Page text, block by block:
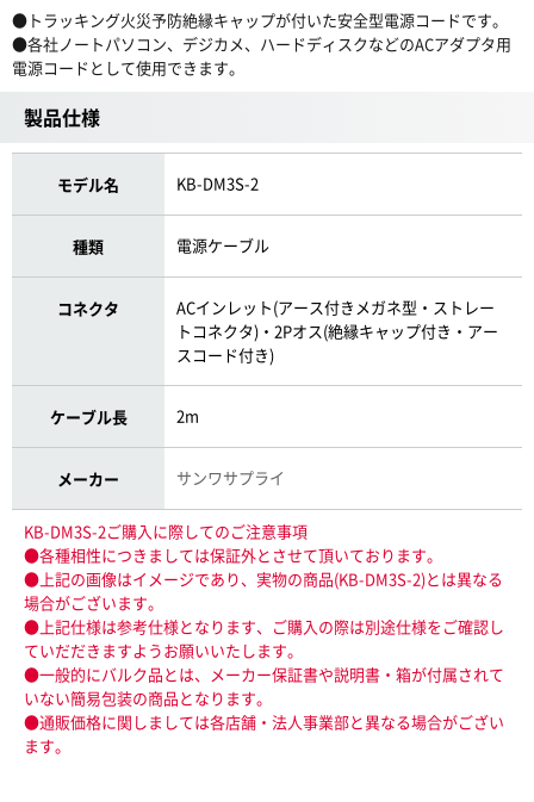
●トラッキング火災予防絶縁キャップが付いた安全型電源コードです。
●各社ノートパソコン、デジカメ、ハードディスクなどのACアダプタ用
電源コードとして使用できます。
製品仕様
モデル名 KB-DM3S-2
種類 電源ケーブル
コネクタ
ACインレット(アース付きメガネ型・ストレー
トコネクタ)・2Pオス(絶縁キャップ付き・アー
スコード付き)
ケーブル長 2m
メーカー サンワサプライ
KB-DM3S-2ご購入に際してのご注意事項
●各種相性につきましては保証外とさせて頂いております。
●上記の画像はイメージであり、実物の商品(KB-DM3S-2)とは異なる
場合がございます。
●上記仕様は参考仕様となります、ご購入の際は別途仕様をご確認し
ていだだきますようお願いいたします。
●一般的にバルク品とは、メーカー保証書や説明書・箱が付属されて
いない簡易包装の商品となります。
●通販価格に関しましては各店舗・法人事業部と異なる場合がござい
ます。